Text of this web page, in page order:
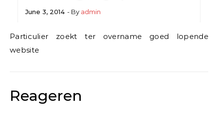
June 3, 2014 - By admin
Particulier zoekt ter overname goed lopende
website
Reageren